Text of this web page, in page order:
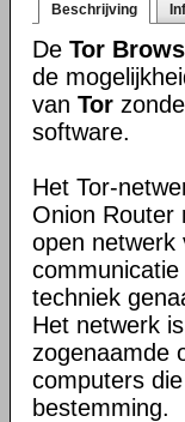
Beschrijving
De Tor
de
van Tor
software.
Het Tor-
Onion Router
open netwerk
techniek
Het netwerk
zogenaamde
computers
bestemming.